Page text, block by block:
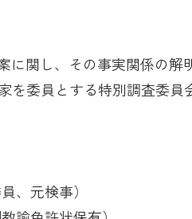
に関し、その事実関係の解
を委員とする特別調査委員
、元検事）